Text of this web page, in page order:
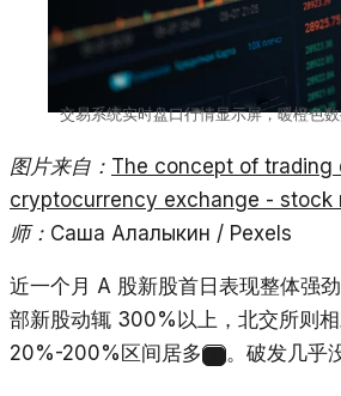
交易系统实时盘口行情显示屏，暖橙色
图片来自： The concept of trading
cryptocurrency exchange - stock
师：Саша Алалыкин / Pexels
近一个月 A 股新股首日表现整体强
部新股动辄 300%以上，北交所则相
20%-200%区间居多
。破发几乎